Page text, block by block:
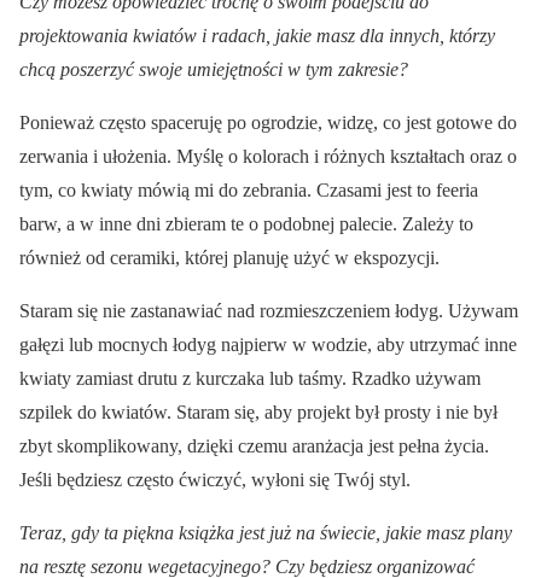
projektowania kwiatów i radach, jakie masz dla innych, którzy
chcą poszerzyć swoje umiejętności w tym zakresie?
Ponieważ często spaceruję po ogrodzie, widzę, co jest gotowe do
zerwania i ułożenia. Myślę o kolorach i różnych kształtach oraz o
tym, co kwiaty mówią mi do zebrania. Czasami jest to feeria
barw, a w inne dni zbieram te o podobnej palecie. Zależy to
również od ceramiki, której planuję użyć w ekspozycji.
Staram się nie zastanawiać nad rozmieszczeniem łodyg. Używam
gałęzi lub mocnych łodyg najpierw w wodzie, aby utrzymać inne
kwiaty zamiast drutu z kurczaka lub taśmy. Rzadko używam
szpilek do kwiatów. Staram się, aby projekt był prosty i nie był
zbyt skomplikowany, dzięki czemu aranżacja jest pełna życia.
Jeśli będziesz często ćwiczyć, wyłoni się Twój styl.
Teraz, gdy ta piękna książka jest już na świecie, jakie masz plany
na resztę sezonu wegetacyjnego? Czy będziesz organizować